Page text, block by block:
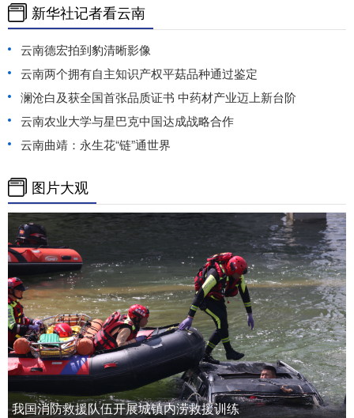
新华社记者看云南
云南德宏拍到豹清晰影像
云南两个拥有自主知识产权平菇品种通过鉴定
澜沧白及获全国首张品质证书 中药材产业迈上新台阶
云南农业大学与星巴克中国达成战略合作
云南曲靖：永生花“链”通世界
图片大观
我国消防救援队伍开展城镇内涝救援训练